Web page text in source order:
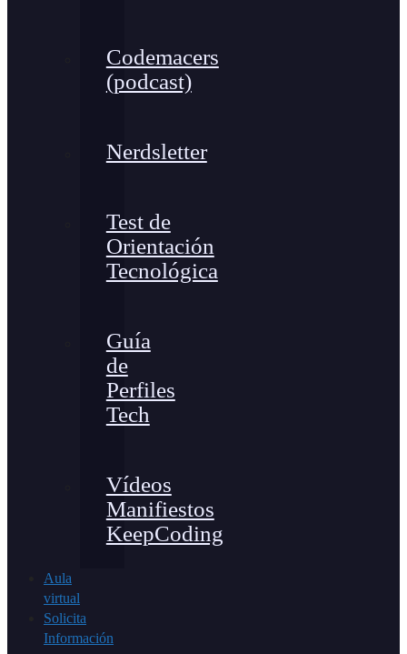
Codemacers
(podcast)
Nerdsletter
Test de
Orientación
Tecnológica
Guía
de
Perfiles
Tech
Vídeos
Manifiestos
KeepCoding
Aula
virtual
Solicita
Información